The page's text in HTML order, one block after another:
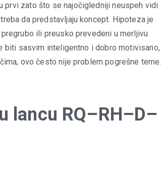
prvi zato što se najočigledniji neuspeh vidi
da predstavljaju koncept. Hipoteza je
ili preusko prevedeni u merljivu
biti sasvim inteligentno i dobro motivisano,
ovo često nije problem pogrešne teme.
lancu RQ–RH–D–